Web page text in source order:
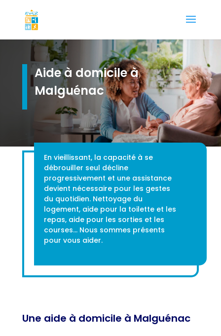
Aide à domicile à
Malguénac
En vieillissant, la capacité à se
débrouiller seul décline
progressivement et une assistance
devient nécessaire pour les gestes
du quotidien. Nettoyage du
logement, aide pour la toilette et les
repas, aide pour les sorties et les
courses… Nous sommes présents
pour vous aider.
Une aide à domicile à Malguénac